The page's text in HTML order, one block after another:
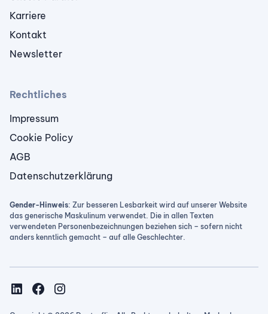
Karriere
Kontakt
Newsletter
Rechtliches
Impressum
Cookie Policy
AGB
Datenschutzerklärung
Gender-Hinweis: Zur besseren Lesbarkeit wird auf unserer Website
das generische Maskulinum verwendet. Die in allen Texten
verwendeten Personenbezeichnungen beziehen sich – sofern nicht
anders kenntlich gemacht – auf alle Geschlechter.